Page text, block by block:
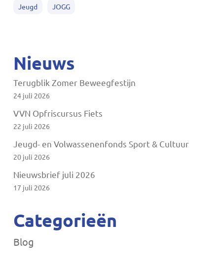
Jeugd JOGG
Nieuws
Terugblik Zomer Beweegfestijn
24 juli 2026
VVN Opfriscursus Fiets
22 juli 2026
Jeugd- en Volwassenenfonds Sport & Cultuur
20 juli 2026
Nieuwsbrief juli 2026
17 juli 2026
Categorieën
Blog